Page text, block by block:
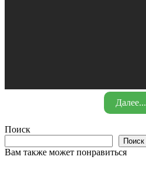
Далее...
Поиск
Поиск
Вам также может понравиться